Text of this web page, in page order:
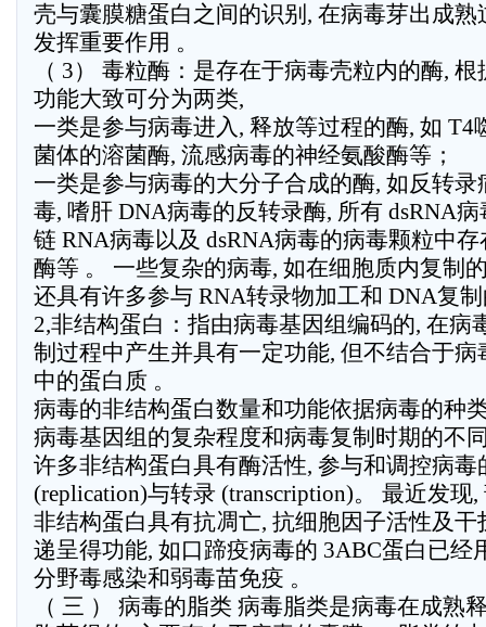
壳与囊膜糖蛋白之间的识别, 在病毒芽出成熟
发挥重要作用 。
（ 3） 毒粒酶：是存在于病毒壳粒内的酶, 根
功能大致可分为两类,
一类是参与病毒进入, 释放等过程的酶, 如 T4
菌体的溶菌酶, 流感病毒的神经氨酸酶等；
一类是参与病毒的大分子合成的酶, 如反转录
毒, 嗜肝 DNA病毒的反转录酶, 所有 dsRNA病
链 RNA病毒以及 dsRNA病毒的病毒颗粒中
酶等 。 一些复杂的病毒, 如在细胞质内复制
还具有许多参与 RNA转录物加工和 DNA复
2,非结构蛋白：指由病毒基因组编码的, 在病
制过程中产生并具有一定功能, 但不结合于病
中的蛋白质 。
病毒的非结构蛋白数量和功能依据病毒的种
病毒基因组的复杂程度和病毒复制时期的不
许多非结构蛋白具有酶活性, 参与和调控病毒
(replication)与转录 (transcription)。 最近发现,
非结构蛋白具有抗凋亡, 抗细胞因子活性及干
递呈得功能, 如口蹄疫病毒的 3ABC蛋白已经
分野毒感染和弱毒苗免疫 。
（ 三 ） 病毒的脂类 病毒脂类是病毒在成熟